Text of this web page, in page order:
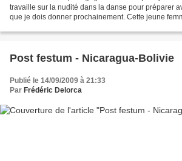
travaille sur la nudité dans la danse pour préparer
que je dois donner prochainement. Cette jeune
Post festum - Nicaragua-Bolivie
Publié le 14/09/2009 à 21:33
Par Frédéric Delorca